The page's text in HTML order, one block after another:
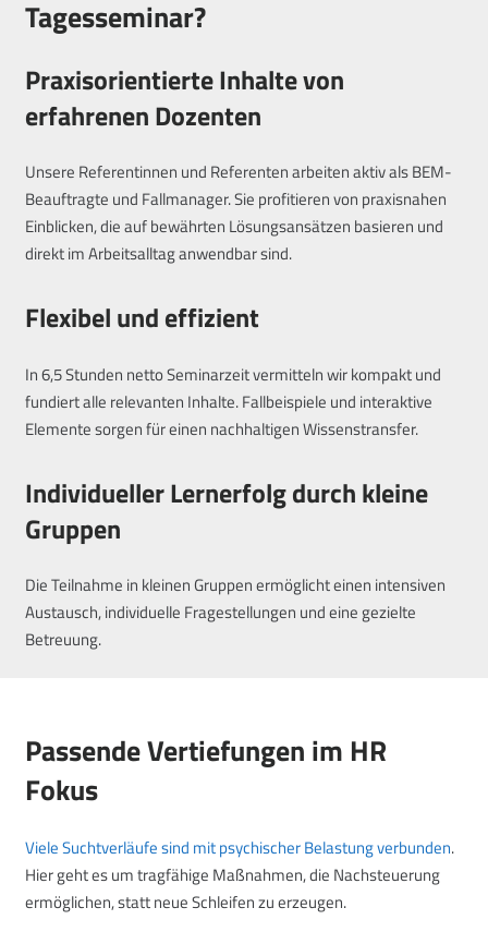
Tagesseminar?
Praxisorientierte Inhalte von
erfahrenen Dozenten
Unsere Referentinnen und Referenten arbeiten aktiv als BEM-
Beauftragte und Fallmanager. Sie profitieren von praxisnahen
Einblicken, die auf bewährten Lösungsansätzen basieren und
direkt im Arbeitsalltag anwendbar sind.
Flexibel und effizient
In 6,5 Stunden netto Seminarzeit vermitteln wir kompakt und
fundiert alle relevanten Inhalte. Fallbeispiele und interaktive
Elemente sorgen für einen nachhaltigen Wissenstransfer.
Individueller Lernerfolg durch kleine
Gruppen
Die Teilnahme in kleinen Gruppen ermöglicht einen intensiven
Austausch, individuelle Fragestellungen und eine gezielte
Betreuung.
Passende Vertiefungen im HR
Fokus
Viele Suchtverläufe sind mit psychischer Belastung verbunden.
Hier geht es um tragfähige Maßnahmen, die Nachsteuerung
ermöglichen, statt neue Schleifen zu erzeugen.